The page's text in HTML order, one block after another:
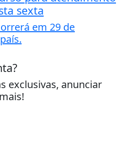
sexta
em 29 de
exclusivas, anunciar